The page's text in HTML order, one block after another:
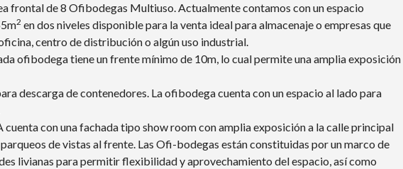
frontal de 8 Ofibodegas Multiuso. Actualmente contamos con un espacio
2 en dos niveles disponible para la venta ideal para almacenaje o empresas que
centro de distribución o algún uso industrial.
ofibodega tiene un frente mínimo de 10m, lo cual permite una amplia exposición
descarga de contenedores. La ofibodega cuenta con un espacio al lado para
cuenta con una fachada tipo show room con amplia exposición a la calle principal
de vistas al frente. Las Ofi-bodegas están constituidas por un marco de
livianas para permitir flexibilidad y aprovechamiento del espacio, así como